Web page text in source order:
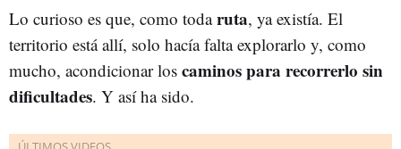
Lo curioso es que, como todaruta, ya existía. El
territorio está allí, solo hacía falta explorarlo y, como
mucho, acondicionar los caminos para recorrerlo sin
dificultades. Y así ha sido.